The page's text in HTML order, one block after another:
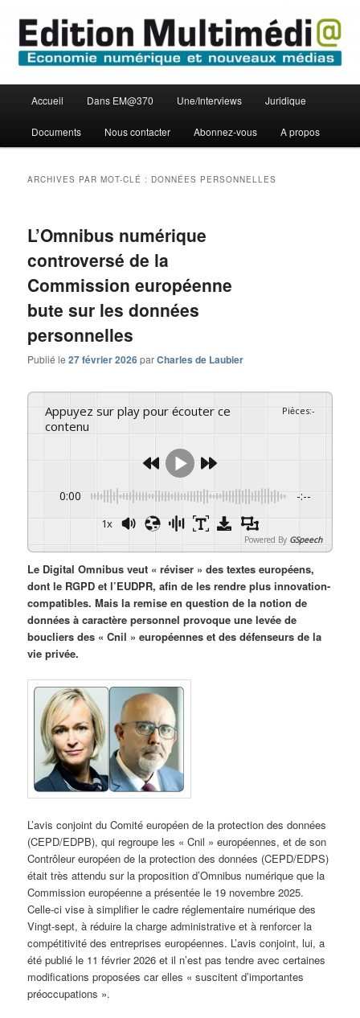
contenu
principal
contenu
secondaire
Edition Multimédi@
principal
Accueil Dans EM@370 Une/Interviews Juridique
Documents Nous contacter Abonnez-vous A propos
ARCHIVES PAR MOT-CLÉ : DONNÉES PERSONNELLES
L’Omnibus numérique
controversé de la
Commission européenne
bute sur les données
personnelles
Publié le27 février 2026parCharles de Laubier
Appuyez sur play pour écouter ce
contenu
Pièces:-
0:00 -:--
1x
Powered By GSpeech
Le Digital Omnibus veut « réviser » des textes européens,
dont le RGPD et l’EUDPR, afin de les rendre plus innovation-
compatibles. Mais la remise en question de la notion de
données à caractère personnel provoque une levée de
boucliers des « Cnil » européennes et des défenseurs de la
vie privée.
L’avis conjoint du Comité européen de la protection des données
(CEPD/EDPB), qui regroupe les « Cnil » européennes, et de son
Contrôleur européen de la protection des données (CEPD/EDPS)
était très attendu sur la proposition d’Omnibus numérique que la
Commission européenne a présentée le 19 novembre 2025.
Celle-ci vise à simplifier le cadre réglementaire numérique des
Vingt-sept, à réduire la charge administrative et à renforcer la
compétitivité des entreprises européennes. L’avis conjoint, lui, a
été publié le 11 février 2026 et il n’est pas tendre avec certaines
modifications proposées car elles « suscitent d’importantes
préoccupations ».